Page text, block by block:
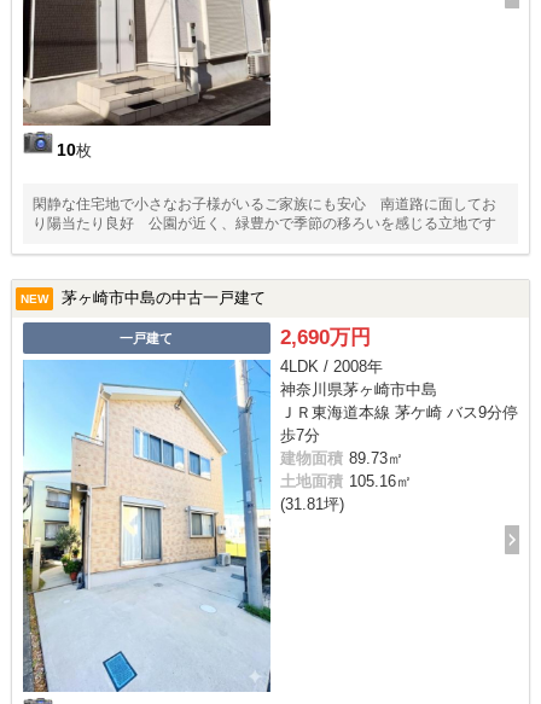
10枚
閑静な住宅地で小さなお子様がいるご家族にも安心 南道路に面してお
り陽当たり良好 公園が近く、緑豊かで季節の移ろいを感じる立地です
NEW 茅ヶ崎市中島の中古一戸建て
一戸建て 2,690万円
4LDK / 2008年
神奈川県茅ヶ崎市中島
ＪＲ東海道本線 茅ケ崎 バス9分停
歩7分
建物面積 89.73㎡
土地面積 105.16㎡
(31.81坪)